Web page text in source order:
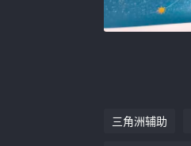
三角洲辅助